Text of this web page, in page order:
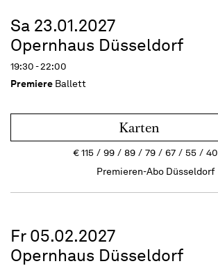
Sa 23.01.2027
Opernhaus Düsseldorf
19:30 - 22:00
Premiere Ballett
Karten
€115 99 89 79 67 55 40
Premieren-Abo Düsseldorf
Fr 05.02.2027
Opernhaus Düsseldorf